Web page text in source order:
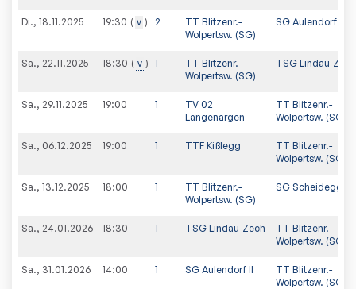
Di., 18.11.2025 19:30 v 2
TT Blitzenr.-
Wolpertsw. (SG)
SG Aulendorf II
Sa., 22.11.2025 18:30 v 1
TT Blitzenr.-
Wolpertsw. (SG)
TSG Lindau-Zech
Sa., 29.11.2025 19:00 1
TV 02
Langenargen
TT Blitzenr.-
Wolpertsw. (SG)
Sa., 06.12.2025 19:00 1 TTF Kißlegg
TT Blitzenr.-
Wolpertsw. (SG)
Sa., 13.12.2025 18:00 1
TT Blitzenr.-
Wolpertsw. (SG)
SG Scheidegg
Sa., 24.01.2026 18:30 1 TSG Lindau-Zech
TT Blitzenr.-
Wolpertsw. (SG)
Sa., 31.01.2026 14:00 1 SG Aulendorf II
TT Blitzenr.-
Wolpertsw. (SG)